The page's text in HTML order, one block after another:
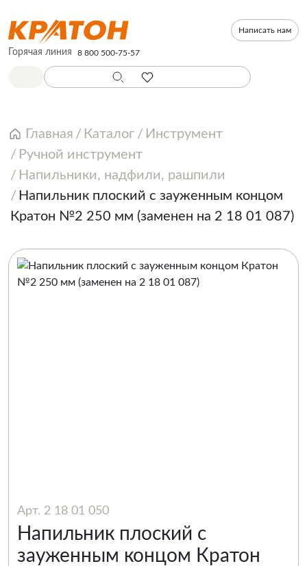
Написать нам
Горячая линия 8 800 500-75-57
Главная Каталог
Инструмент
Ручной инструмент
Напильники, надфили, рашпили
Напильник плоский с зауженным концом
Кратон №2 250 мм (заменен на 2 18 01 087)
Арт. 2 18 01 050
Напильник плоский с
зауженным концом Кратон